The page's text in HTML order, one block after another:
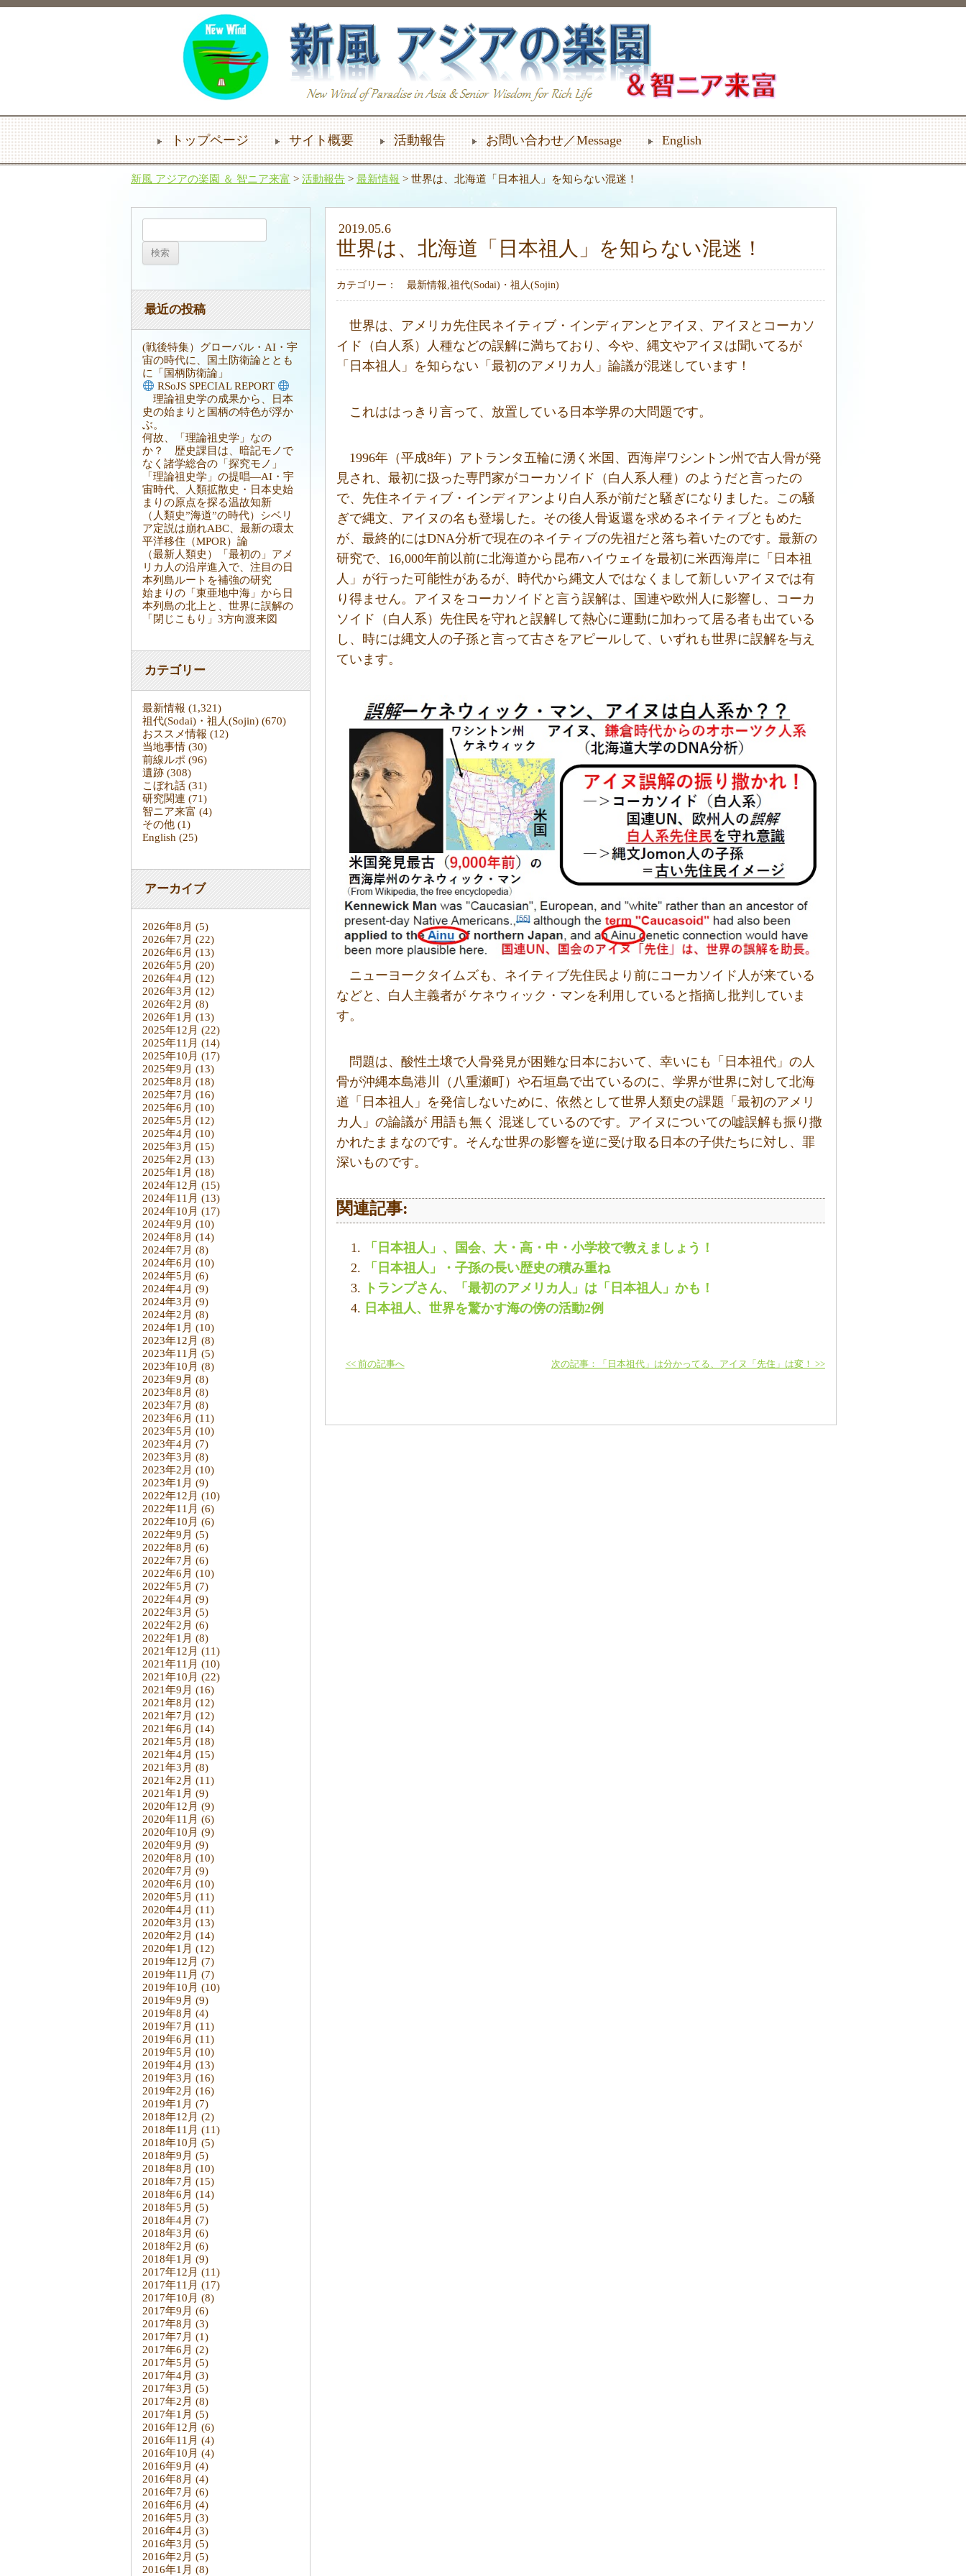
トップページ サイト概要 活動報告 お問い合わせ／Message English
新風 アジアの楽園 ＆ 智ニア来富 > 活動報告 > 最新情報 > 世界は、北海道「日本祖人」を知らない混迷！
最近の投稿
(戦後特集）グローバル・AI・宇
宙の時代に、国土防衛論ととも
に「国柄防衛論」
RSoJS SPECIAL REPORT
理論祖史学の成果から、日本
史の始まりと国柄の特色が浮か
ぶ。
何故、「理論祖史学」なの
か？ 歴史課目は、暗記モノで
なく諸学総合の「探究モノ」
「理論祖史学」の提唱―AI・宇
宙時代、人類拡散史・日本史始
まりの原点を探る温故知新
（人類史”海道”の時代）シベリ
ア定説は崩れABC、最新の環太
平洋移住（MPOR）論
（最新人類史）「最初の」アメ
リカ人の沿岸進入で、注目の日
本列島ルートを補強の研究
始まりの「東亜地中海」から日
本列島の北上と、世界に誤解の
「閉じこもり」3方向渡来図
カテゴリー
最新情報 (1,321)
祖代(Sodai)・祖人(Sojin) (670)
おススメ情報 (12)
当地事情 (30)
前線ルポ (96)
遺跡 (308)
こぼれ話 (31)
研究関連 (71)
智ニア来富 (4)
その他 (1)
English (25)
アーカイブ
2026年8月 (5)
2026年7月 (22)
2026年6月 (13)
2026年5月 (20)
2026年4月 (12)
2026年3月 (12)
2026年2月 (8)
2026年1月 (13)
2025年12月 (22)
2025年11月 (14)
2025年10月 (17)
2025年9月 (13)
2025年8月 (18)
2025年7月 (16)
2025年6月 (10)
2025年5月 (12)
2025年4月 (10)
2025年3月 (15)
2025年2月 (13)
2025年1月 (18)
2024年12月 (15)
2024年11月 (13)
2024年10月 (17)
2024年9月 (10)
2024年8月 (14)
2024年7月 (8)
2024年6月 (10)
2024年5月 (6)
2024年4月 (9)
2024年3月 (9)
2024年2月 (8)
2024年1月 (10)
2023年12月 (8)
2023年11月 (5)
2023年10月 (8)
2023年9月 (8)
2023年8月 (8)
2023年7月 (8)
2023年6月 (11)
2023年5月 (10)
2023年4月 (7)
2023年3月 (8)
2023年2月 (10)
2023年1月 (9)
2022年12月 (10)
2022年11月 (6)
2022年10月 (6)
2022年9月 (5)
2022年8月 (6)
2022年7月 (6)
2022年6月 (10)
2022年5月 (7)
2022年4月 (9)
2022年3月 (5)
2022年2月 (6)
2022年1月 (8)
2021年12月 (11)
2021年11月 (10)
2021年10月 (22)
2021年9月 (16)
2021年8月 (12)
2021年7月 (12)
2021年6月 (14)
2021年5月 (18)
2021年4月 (15)
2021年3月 (8)
2021年2月 (11)
2021年1月 (9)
2020年12月 (9)
2020年11月 (6)
2020年10月 (9)
2020年9月 (9)
2020年8月 (10)
2020年7月 (9)
2020年6月 (10)
2020年5月 (11)
2020年4月 (11)
2020年3月 (13)
2020年2月 (14)
2020年1月 (12)
2019年12月 (7)
2019年11月 (7)
2019年10月 (10)
2019年9月 (9)
2019年8月 (4)
2019年7月 (11)
2019年6月 (11)
2019年5月 (10)
2019年4月 (13)
2019年3月 (16)
2019年2月 (16)
2019年1月 (7)
2018年12月 (2)
2018年11月 (11)
2018年10月 (5)
2018年9月 (5)
2018年8月 (10)
2018年7月 (15)
2018年6月 (14)
2018年5月 (5)
2018年4月 (7)
2018年3月 (6)
2018年2月 (6)
2018年1月 (9)
2017年12月 (11)
2017年11月 (17)
2017年10月 (8)
2017年9月 (6)
2017年8月 (3)
2017年7月 (1)
2017年6月 (2)
2017年5月 (5)
2017年4月 (3)
2017年3月 (5)
2017年2月 (8)
2017年1月 (5)
2016年12月 (6)
2016年11月 (4)
2016年10月 (4)
2016年9月 (4)
2016年8月 (4)
2016年7月 (6)
2016年6月 (4)
2016年5月 (3)
2016年4月 (3)
2016年3月 (5)
2016年2月 (5)
2016年1月 (8)
2019.05.6
世界は、北海道「日本祖人」を知らない混迷！
カテゴリー： 最新情報,祖代(Sodai)・祖人(Sojin)
世界は、アメリカ先住民ネイティブ・インディアンとアイヌ、アイヌとコーカソ
イド（白人系）人種などの誤解に満ちており、今や、縄文やアイヌは聞いてるが
「日本祖人」を知らない「最初のアメリカ人」論議が混迷しています！
これははっきり言って、放置している日本学界の大問題です。
1996年（平成8年）アトランタ五輪に湧く米国、西海岸ワシントン州で古人骨が発
見され、最初に扱った専門家がコーカソイド（白人系人種）のようだと言ったの
で、先住ネイティブ・インディアンより白人系が前だと騒ぎになりました。この騒
ぎで縄文、アイヌの名も登場した。その後人骨返還を求めるネイティブともめた
が、最終的にはDNA分析で現在のネイティブの先祖だと落ち着いたのです。最新の
研究で、16,000年前以前に北海道から昆布ハイウェイを最初に米西海岸に「日本祖
人」が行った可能性があるが、時代から縄文人ではなくまして新しいアイヌでは有
り得ません。アイヌをコーカソイドと言う誤解は、国連や欧州人に影響し、コーカ
ソイド（白人系）先住民を守れと誤解して熱心に運動に加わって居る者も出ている
し、時には縄文人の子孫と言って古さをアピールして、いずれも世界に誤解を与え
ています。
ニューヨークタイムズも、ネイティブ先住民より前にコーカソイド人が来ている
などと、白人主義者が ケネウィック・マンを利用していると指摘し批判していま
す。
問題は、酸性土壌で人骨発見が困難な日本において、幸いにも「日本祖代」の人
骨が沖縄本島港川（八重瀬町）や石垣島で出ているのに、学界が世界に対して北海
道「日本祖人」を発信しないために、依然として世界人類史の課題「最初のアメリ
カ人」の論議が 用語も無く 混迷しているのです。アイヌについての嘘誤解も振り撒
かれたままなのです。そんな世界の影響を逆に受け取る日本の子供たちに対し、罪
深いものです。
関連記事:
「日本祖人」、国会、大・高・中・小学校で教えましょう！
「日本祖人」・子孫の長い歴史の積み重ね
トランプさん、「最初のアメリカ人」は「日本祖人」かも！
日本祖人、世界を驚かす海の傍の活動2例
次の記事：「日本祖代」は分かってる、アイヌ「先住」は変！ >>
<< 前の記事へ